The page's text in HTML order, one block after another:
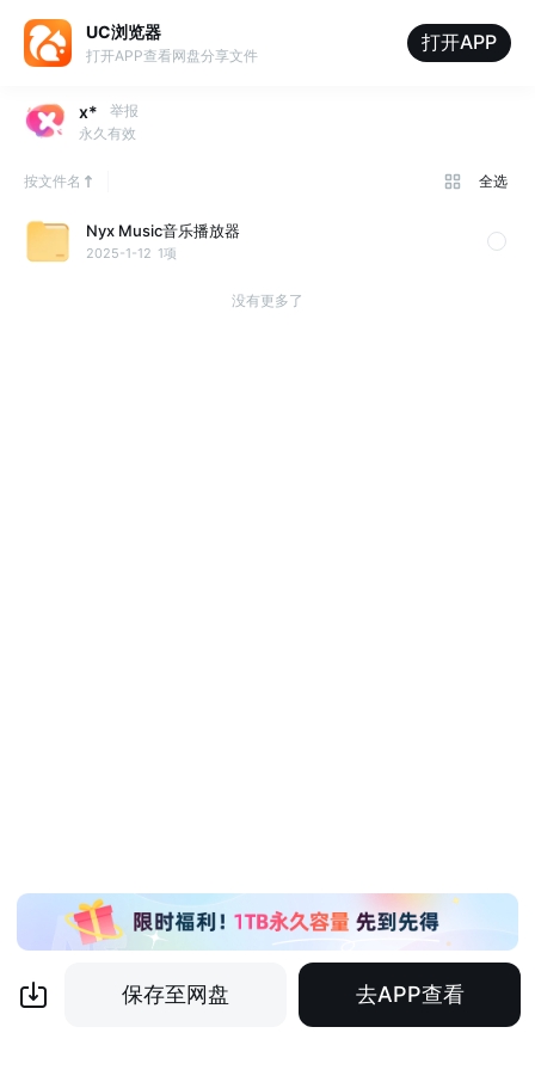
UC浏览器
打开APP查看网盘分享文件
打开APP
x*
举报
永久有效
按文件名 全选
Nyx Music音乐播放器
2025-1-12 1项
没有更多了
保存至网盘 去APP查看